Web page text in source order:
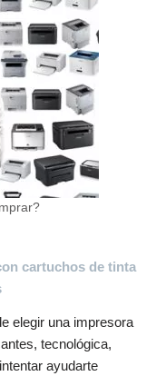
cartuchos de tinta
elegir una impresora
tecnológica,
ayudarte